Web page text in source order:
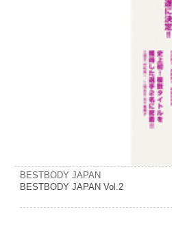
BESTBODY JAPAN
BESTBODY JAPAN Vol.2